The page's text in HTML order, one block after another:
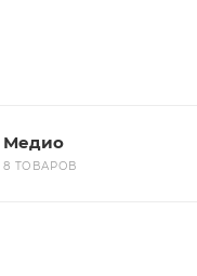
Медио
8 ТОВАРОВ